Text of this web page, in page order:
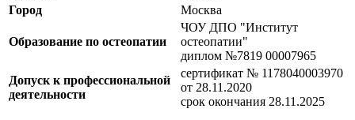
Город
Москва
Образование по остеопатии
ЧОУ ДПО "Институт
остеопатии"
диплом №7819 00007965
Допуск к профессиональной
деятельности
сертификат № 1178040003970
от 28.11.2020
срок окончания 28.11.2025